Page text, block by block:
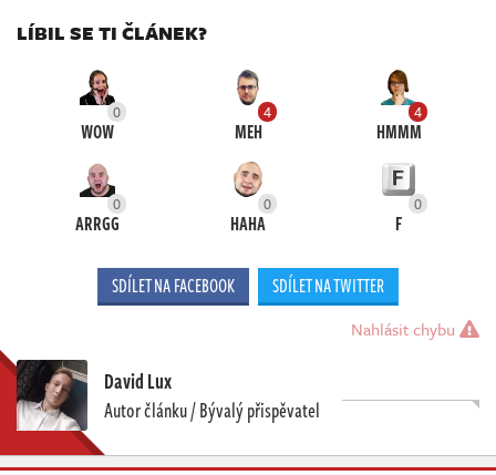
LÍBIL SE TI ČLÁNEK?
0
WOW
4
MEH
4
HMMM
0
ARRGG
0
HAHA
0
F
SDÍLET NA FACEBOOK SDÍLET NA TWITTER
Nahlásit chybu
David Lux
Autor článku / Bývalý přispěvatel